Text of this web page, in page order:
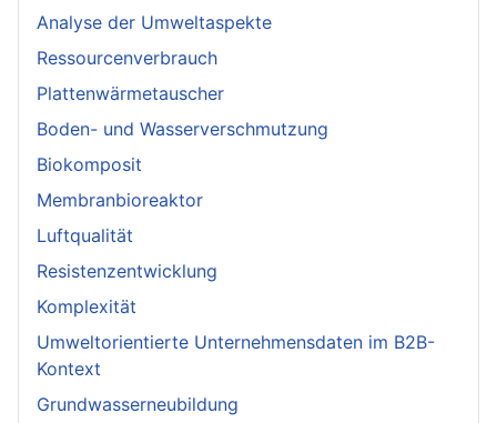
Analyse der Umweltaspekte
Ressourcenverbrauch
Plattenwärmetauscher
Boden- und Wasserverschmutzung
Biokomposit
Membranbioreaktor
Luftqualität
Resistenzentwicklung
Komplexität
Umweltorientierte Unternehmensdaten im B2B-
Kontext
Grundwasserneubildung